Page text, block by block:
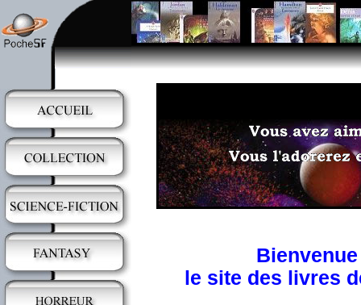
le site des livres